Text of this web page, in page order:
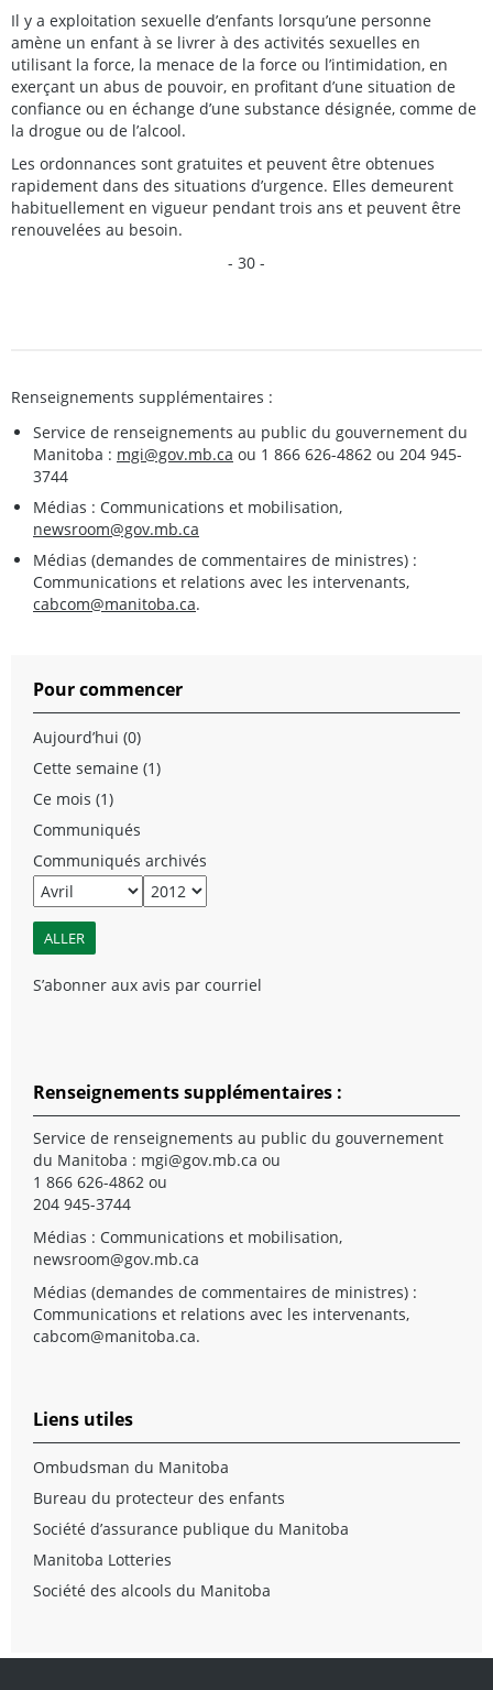
Il y a exploitation sexuelle d’enfants lorsqu’une personne
amène un enfant à se livrer à des activités sexuelles en
utilisant la force, la menace de la force ou l’intimidation, en
exerçant un abus de pouvoir, en profitant d’une situation de
confiance ou en échange d’une substance désignée, comme de
la drogue ou de l’alcool.
Les ordonnances sont gratuites et peuvent être obtenues
rapidement dans des situations d’urgence. Elles demeurent
habituellement en vigueur pendant trois ans et peuvent être
renouvelées au besoin.
- 30 -
Renseignements supplémentaires :
Service de renseignements au public du gouvernement du
Manitoba : mgi@gov.mb.ca ou 1 866 626-4862 ou 204 945-
3744
Médias : Communications et mobilisation,
newsroom@gov.mb.ca
Médias (demandes de commentaires de ministres) :
Communications et relations avec les intervenants,
cabcom@manitoba.ca.
Pour commencer
Aujourd’hui (0)
Cette semaine (1)
Ce mois (1)
Communiqués
Communiqués archivés
S’abonner aux avis par courriel
Renseignements supplémentaires :
Service de renseignements au public du gouvernement
du Manitoba : mgi@gov.mb.ca ou
1 866 626-4862 ou
204 945-3744
Médias : Communications et mobilisation,
newsroom@gov.mb.ca
Médias (demandes de commentaires de ministres) :
Communications et relations avec les intervenants,
cabcom@manitoba.ca.
Liens utiles
Ombudsman du Manitoba
Bureau du protecteur des enfants
Société d’assurance publique du Manitoba
Manitoba Lotteries
Société des alcools du Manitoba